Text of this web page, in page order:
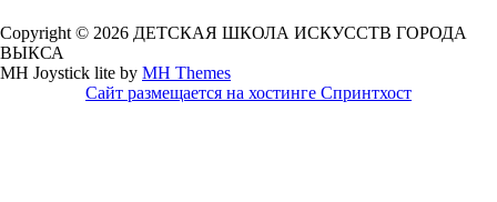
Copyright © 2026 ДЕТСКАЯ ШКОЛА ИСКУССТВ ГОРОДА
ВЫКСА
MH Joystick lite by MH Themes
Сайт размещается на хостинге Спринтхост